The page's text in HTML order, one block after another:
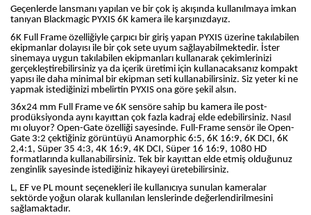
Geçenlerde lansmanı yapılan ve bir çok iş akışında kullanılmaya imkan
tanıyan Blackmagic PYXIS 6K kamera ile karşınızdayız.
6K Full Frame özelliğiyle çarpıcı bir giriş yapan PYXIS üzerine takılabilen
ekipmanlar dolayısı ile bir çok sete uyum sağlayabilmektedir. İster
sinemaya uygun takılabilen ekipmanları kullanarak çekimlerinizi
gerçekleştirebilirsiniz ya da içerik üretimi için kullanacaksanız kompakt
yapısı ile daha minimal bir ekipman seti kullanabilirsiniz. Siz yeter ki ne
yapmak istediğinizi mbelirtin PYXIS ona göre şekil alsın.
36x24 mm Full Frame ve 6K sensöre sahip bu kamera ile post-
prodüksiyonda aynı kayıttan çok fazla kadraj elde edebilirsiniz. Nasıl
mı oluyor? Open-Gate özelliği sayesinde. Full-Frame sensör ile Open-
Gate 3:2 çektiğiniz görüntüyü Anamorphic 6:5, 6K 16:9, 6K DCI, 6K
2,4:1, Süper 35 4:3, 4K 16:9, 4K DCI, Süper 16 16:9, 1080 HD
formatlarında kullanabilirsiniz. Tek bir kayıttan elde etmiş olduğunuz
zenginlik sayesinde istediğiniz hikayeyi üretebilirsiniz.
L, EF ve PL mount seçenekleri ile kullanıcıya sunulan kameralar
sektörde yoğun olarak kullanılan lenslerinde değerlendirilmesini
sağlamaktadır.